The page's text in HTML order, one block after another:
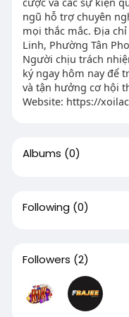
ngũ hỗ trợ chuyên
mọi thắc mắc. Địa
Linh, Phường Tân
Người chịu trách
ký ngay hôm nay để
và tận hưởng cơ hội
Website: https://
Albums (0)
Following (0)
Followers (2)